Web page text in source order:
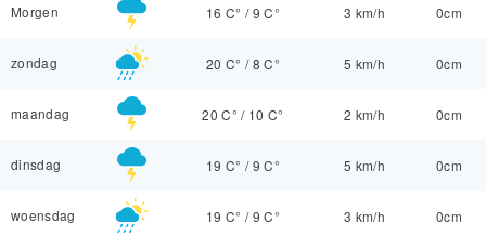
Morgen 16 C° / 9 C° 3 km/h 0cm
zondag 20 C° / 8 C° 5 km/h 0cm
maandag 20 C° / 10 C° 2 km/h 0cm
dinsdag 19 C° / 9 C° 5 km/h 0cm
woensdag 19 C° / 9 C° 3 km/h 0cm